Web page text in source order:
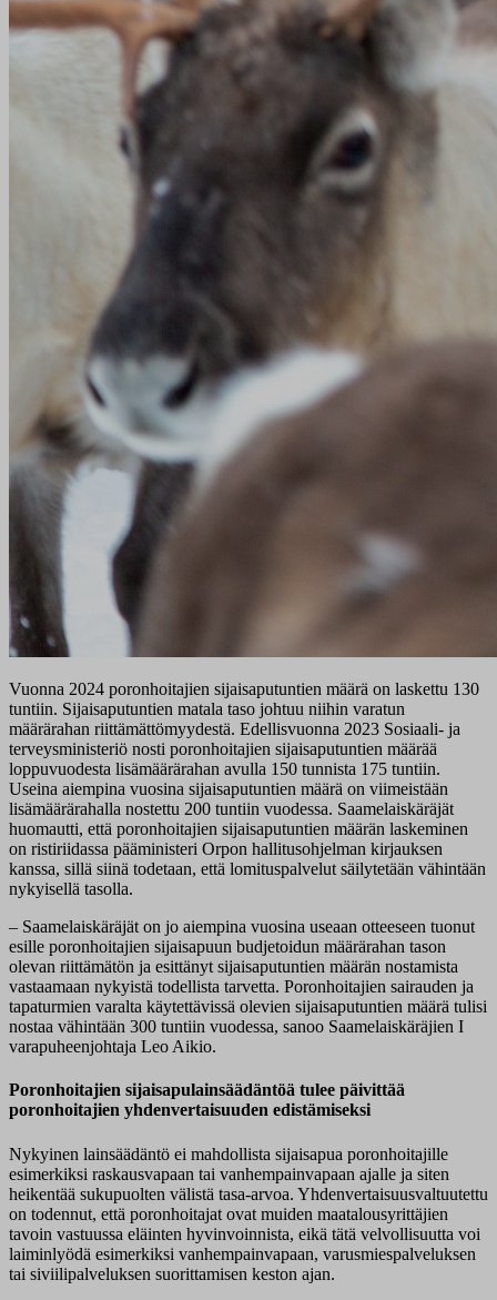
Vuonna 2024 poronhoitajien sijaisaputuntien määrä on laskettu 130
tuntiin. Sijaisaputuntien matala taso johtuu niihin varatun
määrärahan riittämättömyydestä. Edellisvuonna 2023 Sosiaali- ja
terveysministeriö nosti poronhoitajien sijaisaputuntien määrää
loppuvuodesta lisämäärärahan avulla 150 tunnista 175 tuntiin.
Useina aiempina vuosina sijaisaputuntien määrä on viimeistään
lisämäärärahalla nostettu 200 tuntiin vuodessa. Saamelaiskäräjät
huomautti, että poronhoitajien sijaisaputuntien määrän laskeminen
on ristiriidassa pääministeri Orpon hallitusohjelman kirjauksen
kanssa, sillä siinä todetaan, että lomituspalvelut säilytetään vähintään
nykyisellä tasolla.
– Saamelaiskäräjät on jo aiempina vuosina useaan otteeseen tuonut
esille poronhoitajien sijaisapuun budjetoidun määrärahan tason
olevan riittämätön ja esittänyt sijaisaputuntien määrän nostamista
vastaamaan nykyistä todellista tarvetta. Poronhoitajien sairauden ja
tapaturmien varalta käytettävissä olevien sijaisaputuntien määrä tulisi
nostaa vähintään 300 tuntiin vuodessa, sanoo Saamelaiskäräjien I
varapuheenjohtaja Leo Aikio.
Poronhoitajien sijaisapulainsäädäntöä tulee päivittää
poronhoitajien yhdenvertaisuuden edistämiseksi
Nykyinen lainsäädäntö ei mahdollista sijaisapua poronhoitajille
esimerkiksi raskausvapaan tai vanhempainvapaan ajalle ja siten
heikentää sukupuolten välistä tasa-arvoa. Yhdenvertaisuusvaltuutettu
on todennut, että poronhoitajat ovat muiden maatalousyrittäjien
tavoin vastuussa eläinten hyvinvoinnista, eikä tätä velvollisuutta voi
laiminlyödä esimerkiksi vanhempainvapaan, varusmiespalveluksen
tai siviilipalveluksen suorittamisen keston ajan.